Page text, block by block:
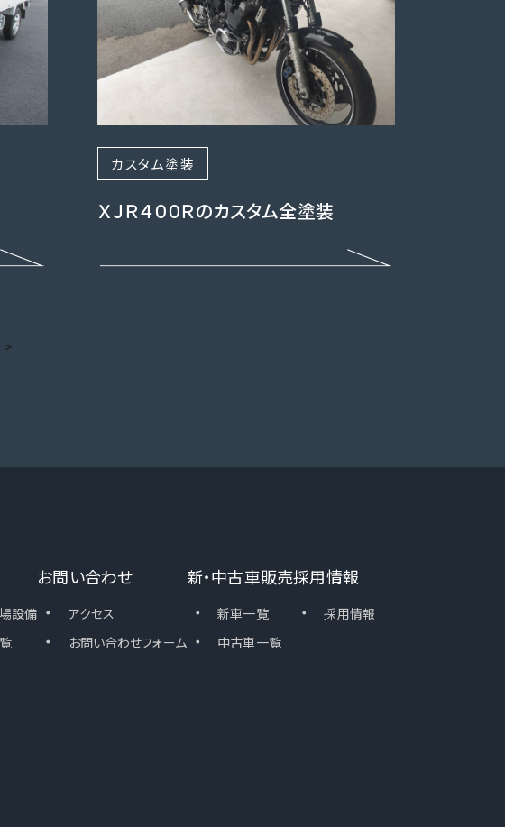
カスタム塗装
ＸＪＲ４００Ｒのカスタム全塗装
設備
お問い合わせ
・ アクセス
・ お問い合わせフォーム
新・中古車販売
・ 新車一覧
・ 中古車一覧
採用情報
・ 採用情報